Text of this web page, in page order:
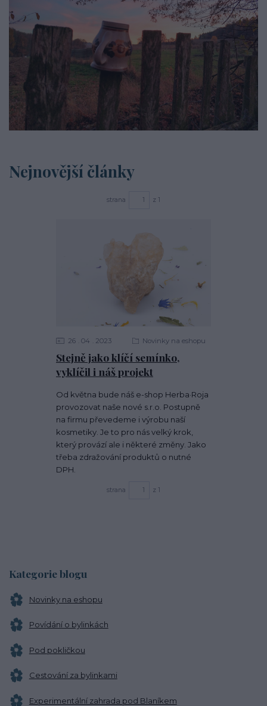
Kategorie blogu
Novinky na eshopu
Povídání o bylinkách
Pod pokličkou
Cestování za bylinkami
Experimentální zahrada pod Blaníkem
Nejnovější články
strana z 1
Stejně jako klíčí semínko,
vyklíčil i náš projekt
26 04 2023 Novinky na eshopu
Od května bude náš e-shop Herba·Roja
provozovat naše nové s.r.o. Postupně
na firmu převedeme i výrobu naší
kosmetiky. Je to pro nás velký krok,
který provází ale i některé změny. Jako
třeba zdražování produktů o nutné
DPH.
strana z 1